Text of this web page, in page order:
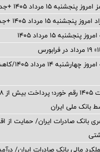
۱۵ مرداد ۱۴۰۵ +جدول
۱۵ مرداد ۱۴۰۵ +جدول
۱۵ مرداد ۱۴۰۵
قیمت طلا و
بانک ملی ایران
هزار نفری بانک صادرات ایران/ حمایت